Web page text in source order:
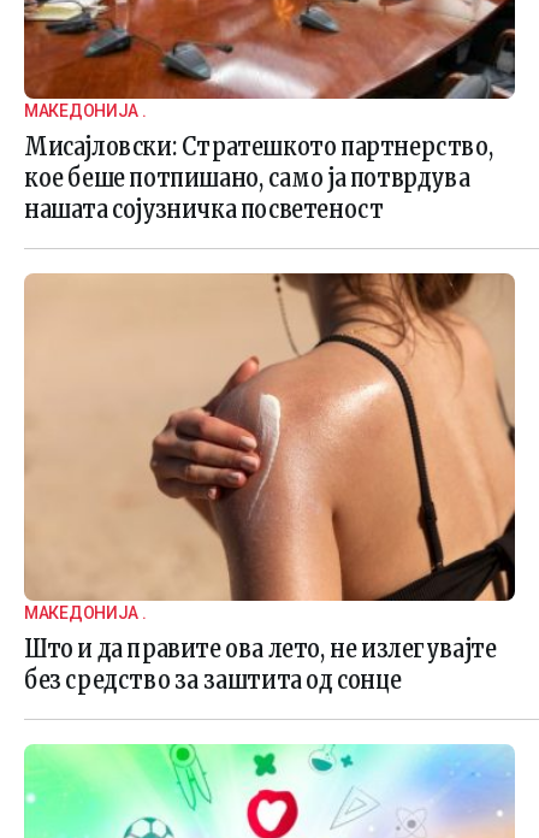
МАКЕДОНИЈА .
Мисајловски: Стратешкото партнерство,
кое беше потпишано, само ја потврдува
нашата сојузничка посветеност
МАКЕДОНИЈА .
Што и да правите ова лето, не излегувајте
без средство за заштита од сонце